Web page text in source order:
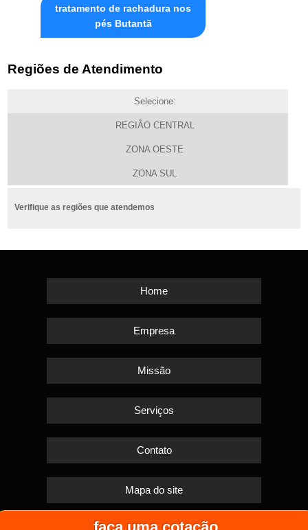
tratamento de rachadura nos
pés Butantã
Regiões de Atendimento
Selecione:
REGIÃO CENTRAL
ZONA OESTE
ZONA SUL
Verifique as regiões que atendemos
Home
Empresa
Missão
Serviços
Contato
Mapa do site